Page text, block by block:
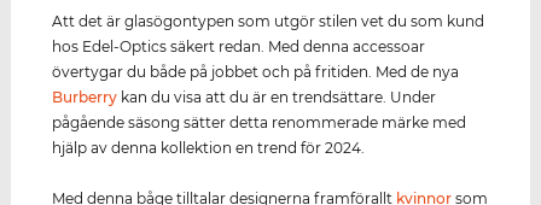
Att det är glasögontypen som utgör stilen vet du som kund
hos Edel-Optics säkert redan. Med denna accessoar
övertygar du både på jobbet och på fritiden. Med de nya
Burberry kan du visa att du är en trendsättare. Under
pågående säsong sätter detta renommerade märke med
hjälp av denna kollektion en trend för 2024.
Med denna båge tilltalar designerna framförallt kvinnor som